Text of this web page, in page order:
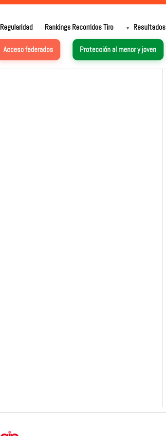
Regularidad Rankings Recorridos Tiro Resultados
Acceso federados Protección al menor y joven